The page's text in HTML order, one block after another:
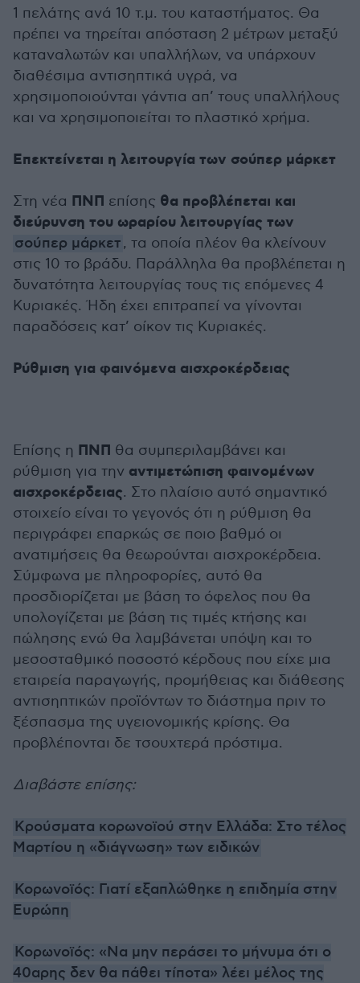
1 πελάτης ανά 10 τ.μ. του καταστήματος. Θα
πρέπει να τηρείται απόσταση 2 μέτρων μεταξύ
καταναλωτών και υπαλλήλων, να υπάρχουν
διαθέσιμα αντισηπτικά υγρά, να
χρησιμοποιούνται γάντια απ’ τους υπαλλήλους
και να χρησιμοποιείται το πλαστικό χρήμα.
Επεκτείνεται η λειτουργία των σούπερ μάρκετ
Στη νέα ΠΝΠ επίσης θα προβλέπεται και
διεύρυνση του ωραρίου λειτουργίας των
σούπερ μάρκετ, τα οποία πλέον θα κλείνουν
στις 10 το βράδυ. Παράλληλα θα προβλέπεται η
δυνατότητα λειτουργίας τους τις επόμενες 4
Κυριακές. Ήδη έχει επιτραπεί να γίνονται
παραδόσεις κατ’ οίκον τις Κυριακές.
Ρύθμιση για φαινόμενα αισχροκέρδειας
Επίσης η ΠΝΠ θα συμπεριλαμβάνει και
ρύθμιση για την αντιμετώπιση φαινομένων
αισχροκέρδειας. Στο πλαίσιο αυτό σημαντικό
στοιχείο είναι το γεγονός ότι η ρύθμιση θα
περιγράφει επαρκώς σε ποιο βαθμό οι
ανατιμήσεις θα θεωρούνται αισχροκέρδεια.
Σύμφωνα με πληροφορίες, αυτό θα
προσδιορίζεται με βάση το όφελος που θα
υπολογίζεται με βάση τις τιμές κτήσης και
πώλησης ενώ θα λαμβάνεται υπόψη και το
μεσοσταθμικό ποσοστό κέρδους που είχε μια
εταιρεία παραγωγής, προμήθειας και διάθεσης
αντισηπτικών προϊόντων το διάστημα πριν το
ξέσπασμα της υγειονομικής κρίσης. Θα
προβλέπονται δε τσουχτερά πρόστιμα.
Διαβάστε επίσης:
Κρούσματα κορωνοϊού στην Ελλάδα: Στο τέλος
Μαρτίου η «διάγνωση» των ειδικών
Κορωνοϊός: Γιατί εξαπλώθηκε η επιδημία στην
Ευρώπη
Κορωνοϊός: «Να μην περάσει το μήνυμα ότι ο
40αρης δεν θα πάθει τίποτα» λέει μέλος της